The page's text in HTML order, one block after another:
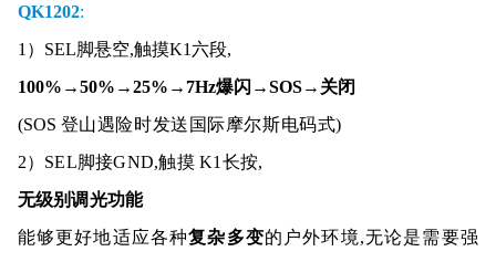
QK1202:
1）SEL脚悬空,触摸K1六段,
100% →50% →25% → 7Hz爆闪 →SOS→ 关闭
(SOS 登山遇险时发送国际摩尔斯电码式)
2）SEL脚接GND,触摸 K1长按,
无级别调光功能
能够更好地适应各种复杂多变的户外环境,无论是需要强